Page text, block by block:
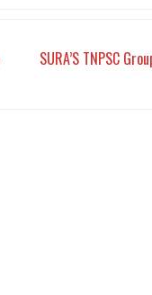
SURA’S TNPSC